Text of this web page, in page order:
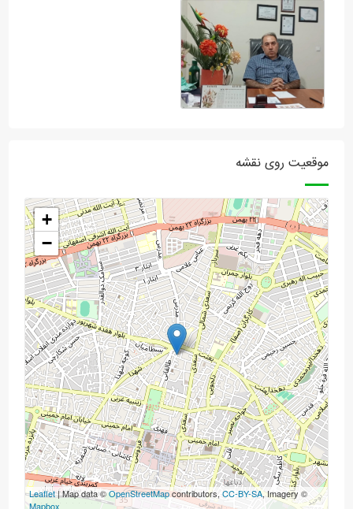
موقعیت روی نقشه
+
−
Leaflet| Map data ©OpenStreetMapcontributors,CC-BY-SA, Imagery ©
Mapbox